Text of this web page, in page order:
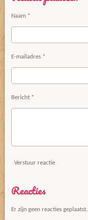
Naam *
E-mailadres *
Bericht *
Verstuur reactie
Reacties
Er zijn geen reacties geplaatst.